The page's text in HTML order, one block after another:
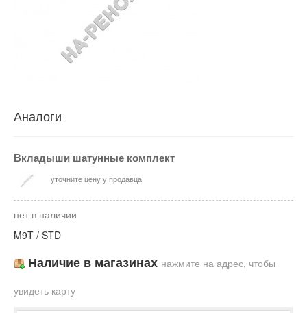
Аналоги
Вкладыши шатунные комплект
уточните цену у продавца
нет в наличии
M9T / STD
Наличие в магазинах нажмите на адрес, чтобы
увидеть карту